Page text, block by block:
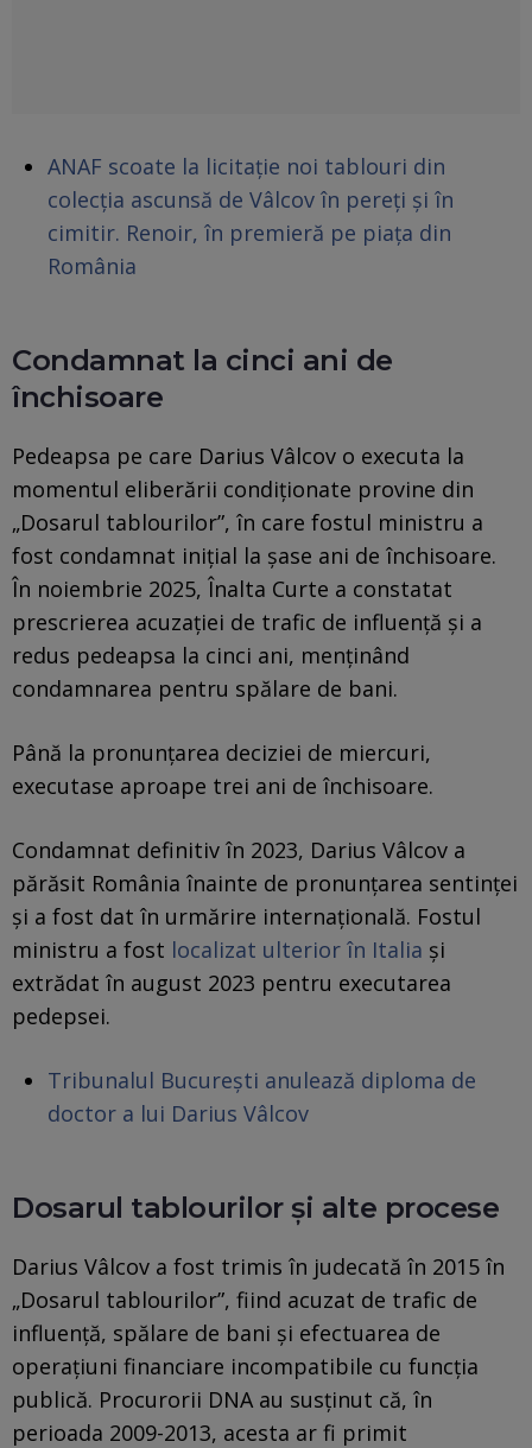
ANAF scoate la licitație noi tablouri din
colecția ascunsă de Vâlcov în pereți și în
cimitir. Renoir, în premieră pe piața din
România
Condamnat la cinci ani de
închisoare
Pedeapsa pe care Darius Vâlcov o executa la
momentul eliberării condiționate provine din
„Dosarul tablourilor”, în care fostul ministru a
fost condamnat inițial la șase ani de închisoare.
În noiembrie 2025, Înalta Curte a constatat
prescrierea acuzației de trafic de influență și a
redus pedeapsa la cinci ani, menținând
condamnarea pentru spălare de bani.
Până la pronunțarea deciziei de miercuri,
executase aproape trei ani de închisoare.
Condamnat definitiv în 2023, Darius Vâlcov a
părăsit România înainte de pronunțarea sentinței
și a fost dat în urmărire internațională. Fostul
ministru a fost localizat ulterior în Italia și
extrădat în august 2023 pentru executarea
pedepsei.
Tribunalul Bucureşti anulează diploma de
doctor a lui Darius Vâlcov
Dosarul tablourilor și alte procese
Darius Vâlcov a fost trimis în judecată în 2015 în
„Dosarul tablourilor”, fiind acuzat de trafic de
influență, spălare de bani și efectuarea de
operațiuni financiare incompatibile cu funcția
publică. Procurorii DNA au susținut că, în
perioada 2009-2013, acesta ar fi primit